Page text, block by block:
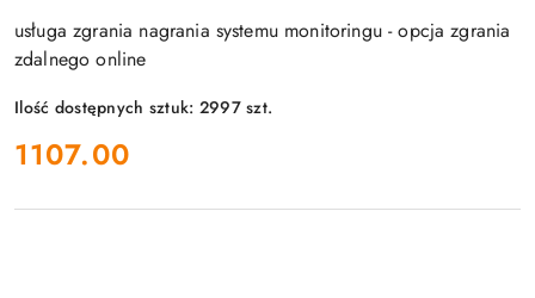
usługa zgrania nagrania systemu monitoringu - opcja zgrania
zdalnego online
Ilość dostępnych sztuk: 2997szt.
cena:
1107.00